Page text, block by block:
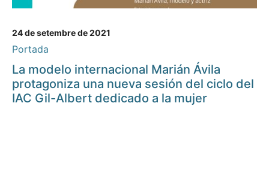
24 de setembre de 2021
Portada
La modelo internacional Marián Ávila
protagoniza una nueva sesión del ciclo del
IAC Gil-Albert dedicado a la mujer